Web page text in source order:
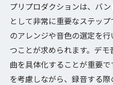
プリプロダクションは、バ
として非常に重要なステッ
のアレンジや音色の選定を
つことが求められます。デ
曲を具体化することが重要
を考慮しながら、録音する